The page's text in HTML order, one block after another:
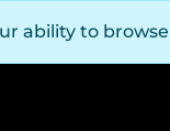
ability to